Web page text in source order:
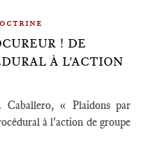
! DE
À L'ACTION
Caballero, « Plaidons par
à l'action de groupe